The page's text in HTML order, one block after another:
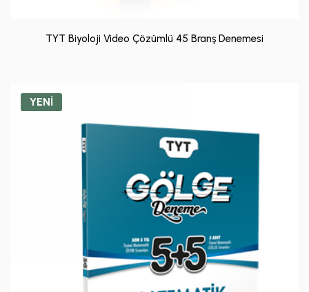
TYT Biyoloji Video Çözümlü 45 Branş Denemesi
YENİ